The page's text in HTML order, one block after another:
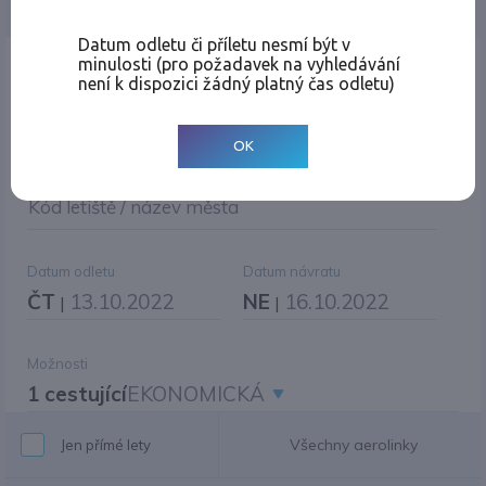
Místo odletu
Kód letiště / název města
Datum odletu
ČT | 13.10.2022
Datum návratu
NE | 16.10.2022
Možnosti
1 cestujícíEKONOMICKÁ
Jen přímé lety Všechny aerolinky
Datum odletu či příletu nesmí být v
minulosti (pro požadavek na vyhledávání
není k dispozici žádný platný čas odletu)
OK